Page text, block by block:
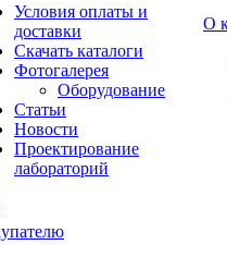
Условия оплаты и
доставки
Скачать каталоги
Фотогалерея
Оборудование
Статьи
Новости
Проектирование
лабораторий
О